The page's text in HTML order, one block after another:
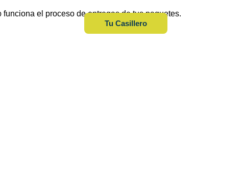
Tu Casillero
el proceso de entregas de tus paquetes.